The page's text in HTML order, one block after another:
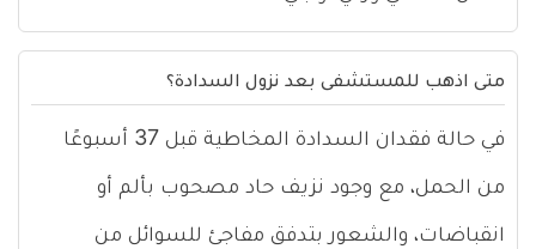
متى اذهب للمستشفى بعد نزول السدادة؟
في حالة فقدان السدادة المخاطية قبل 37 أسبوعًا
من الحمل، مع وجود نزيف حاد مصحوب بألم أو
انقباضات، والشعور بتدفق مفاجئ للسوائل من